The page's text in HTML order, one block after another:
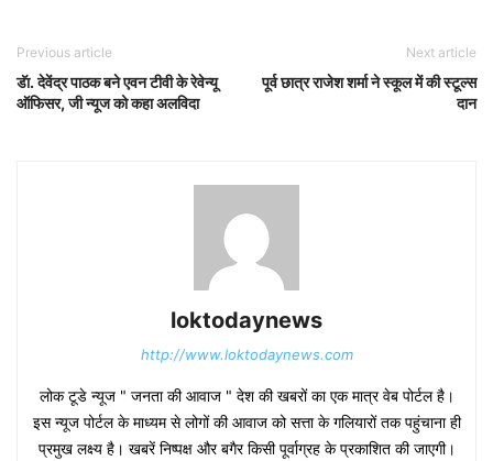
Previous article
डॅा. देवेंद्र पाठक बने एवन टीवी के रेवेन्यू
ऑफिसर, जी न्यूज को कहा अलविदा
Next article
पूर्व छात्र राजेश शर्मा ने स्कूल में की स्टूल्स
दान
loktodaynews
http://www.loktodaynews.com
लोक टूडे न्यूज " जनता की आवाज " देश की खबरों का एक मात्र वेब पोर्टल है।
इस न्यूज पोर्टल के माध्यम से लोगों की आवाज को सत्ता के गलियारों तक पहुंचाना ही
प्रमुख लक्ष्य है। खबरें निष्पक्ष और बगैर किसी पूर्वाग्रह के प्रकाशित की जाएगी।